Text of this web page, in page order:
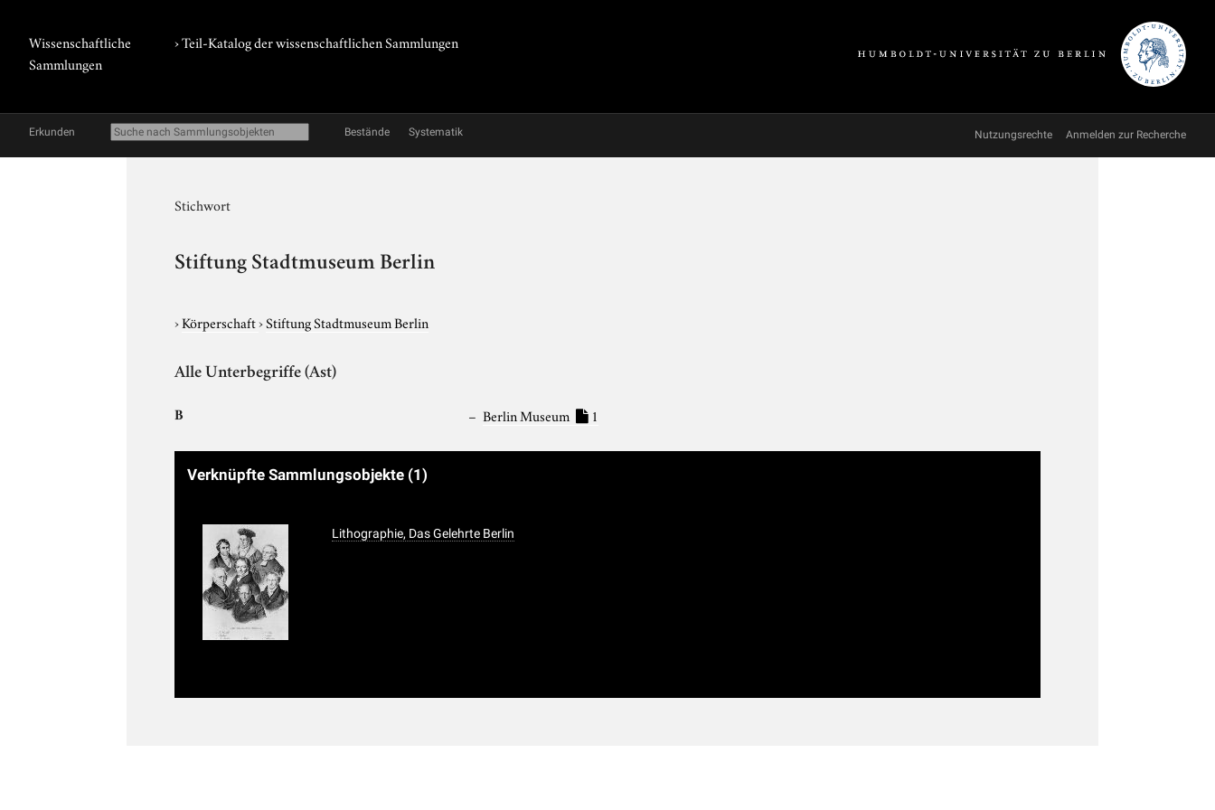
Wissenschaftliche
Sammlungen
› Teil-Katalog der wissenschaftlichen Sammlungen
Erkunden Bestände Systematik Nutzungsrechte Anmelden zur Recherche
Stichwort
Stiftung Stadtmuseum Berlin
›Körperschaft›Stiftung Stadtmuseum Berlin
Alle Unterbegriffe (Ast)
B Berlin Museum 1
Verknüpfte Sammlungsobjekte (1)
Lithographie, Das Gelehrte Berlin